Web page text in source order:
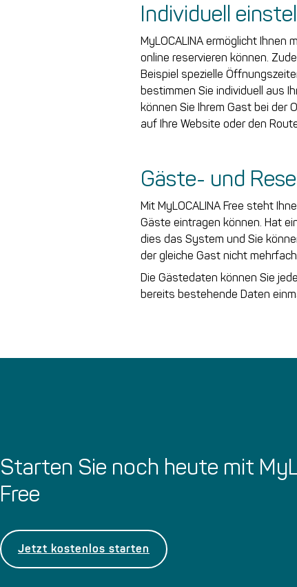
Individuell
MyLOCALINA ermöglicht Ihnen
online reservieren können.
Beispiel spezielle
bestimmen Sie individuell aus
können Sie Ihrem Gast bei der
auf Ihre Website oder den
Gäste- und
Mit MyLOCALINA Free steht
Gäste eintragen können. Hat
dies das System und Sie
der gleiche Gast nicht
Die Gästedaten können Sie
bereits bestehende Daten
Starten Sie noch heute mit
Free
Jetzt kostenlos starten